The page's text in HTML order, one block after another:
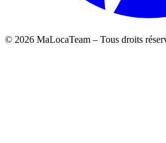
© 2026 MaLocaTeam – Tous droits